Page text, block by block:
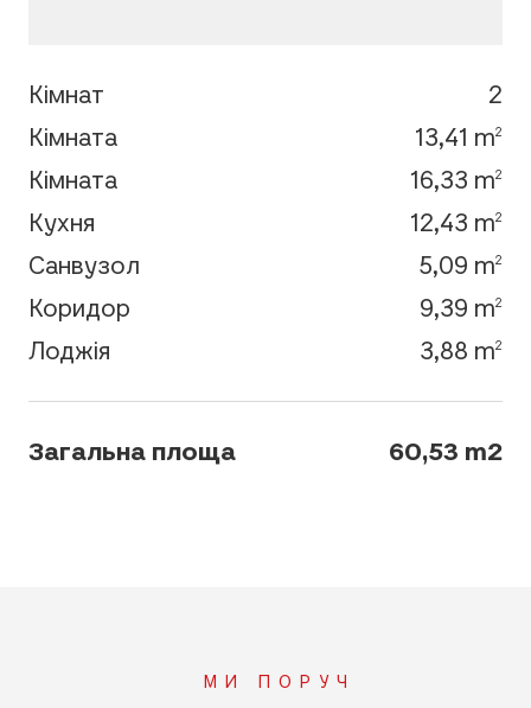
Кімнат
2
Кімната
13,41 m2
Кімната 16,33 m2
Кухня 12,43 m2
Санвузол 5,09 m2
Коридор 9,39 m2
Лоджія 3,88 m2
Загальна площа 60,53 m2
МИ ПОРУЧ